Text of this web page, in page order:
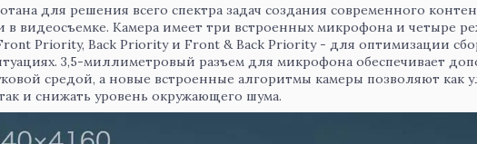
для решения всего спектра задач создания современного
в видеосъемке. Камера имеет три встроенных микрофона и четыре
Priority, Back Priority и Front & Back Priority - для оптимизации
3,5-миллиметровый разъем для микрофона обеспечивает
средой, а новые встроенные алгоритмы камеры позволяют как
и снижать уровень окружающего шума.